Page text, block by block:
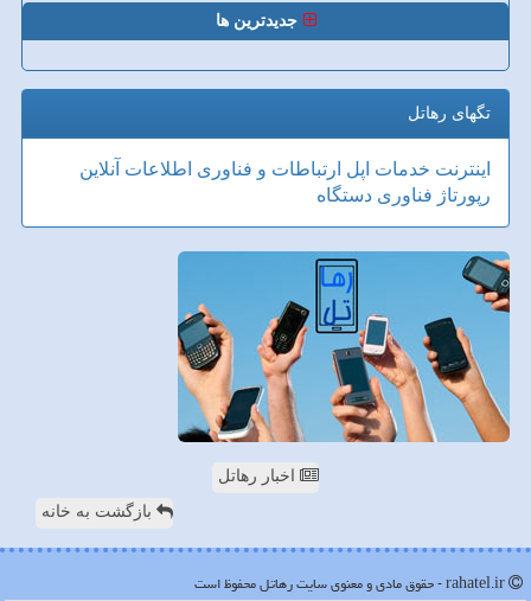
جدیدترین ها
تگهای رهاتل
اینترنت خدمات اپل ارتباطات و فناوری اطلاعات آنلاین
رپورتاژ فناوری دستگاه
اخبار رهاتل
بازگشت به خانه